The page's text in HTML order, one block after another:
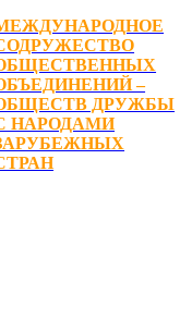
–
ДРУЖБЫ
НАРОДАМИ